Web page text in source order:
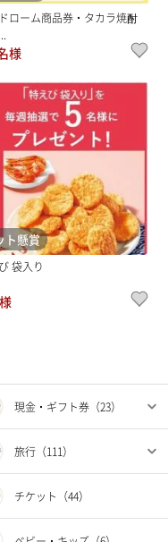
現金・ギフト券（23）
旅行（111）
チケット（44）
ローム商品券・タカラ焼酎
様
ト懸賞
袋入り